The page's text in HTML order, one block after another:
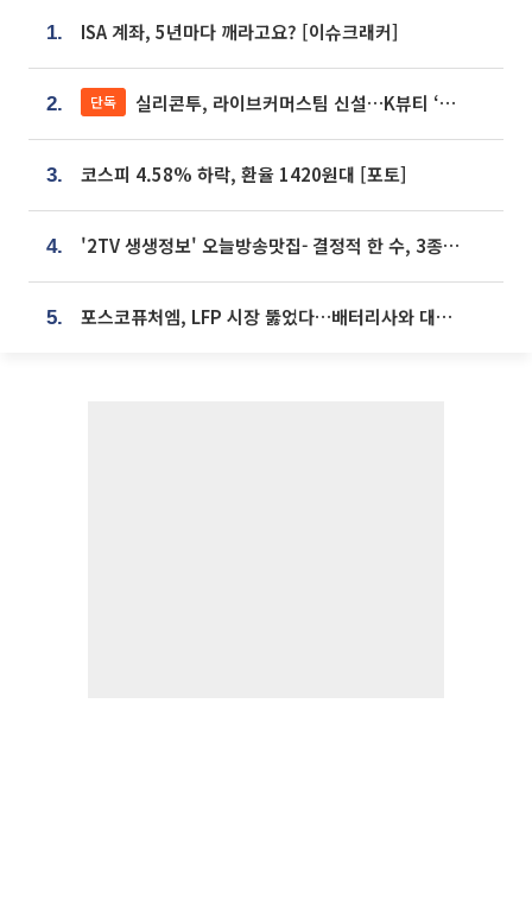
1. ISA 계좌, 5년마다 깨라고요? [이슈크래커]
2. 단독 실리콘투, 라이브커머스팀 신설…K뷰티 ‘글로벌 판매망’ 확대[K뷰티 라방戰]
3. 코스피 4.58% 하락, 환율 1420원대 [포토]
4. '2TV 생생정보' 오늘방송맛집- 결정적 한 수, 3종 메밀면! 메밀 소바 맛집 '의○○○○'
5. 포스코퓨처엠, LFP 시장 뚫었다…배터리사와 대규모 장기 공급 합의